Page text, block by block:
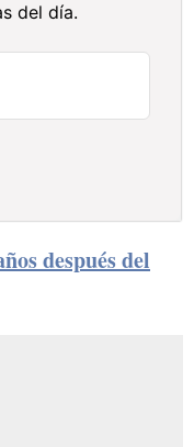
del día.
después del